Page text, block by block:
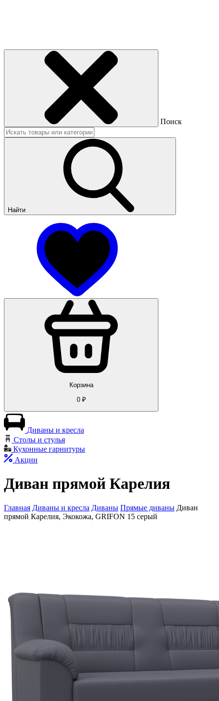
Поиск
Найти
Корзина
0₽
Диваны и кресла
Столы и стулья
Кухонные гарнитуры
Акции
Диван прямой Карелия
Главная Диваны и кресла Диваны Прямые диваны Диван
прямой Карелия, Экокожа, GRIFON 15 серый